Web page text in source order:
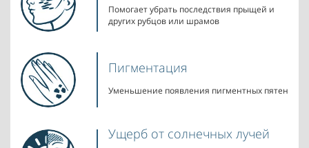
Помогает убрать последствия прыщей и
других рубцов или шрамов
Пигментация
Уменьшение появления пигментных пятен
Ущерб от солнечных лучей